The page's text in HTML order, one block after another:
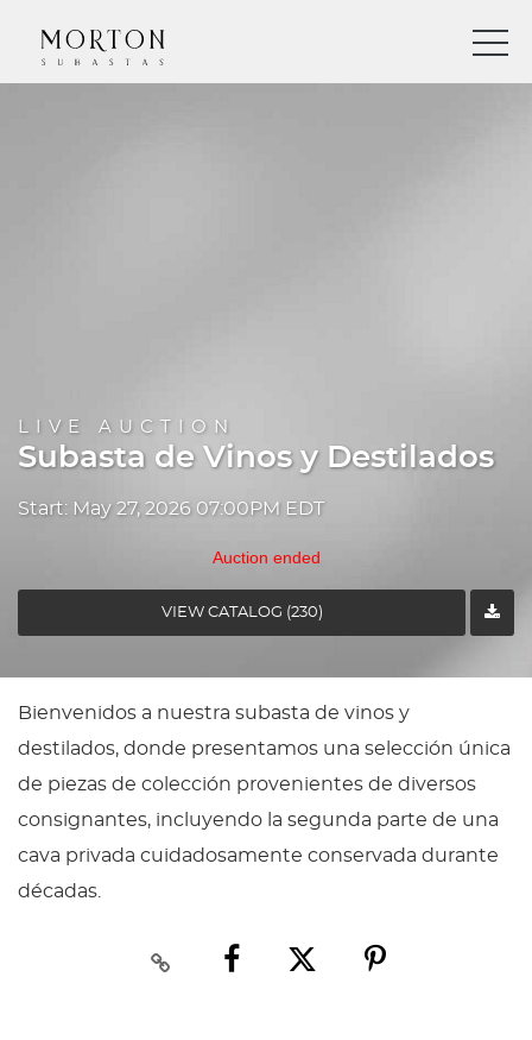
LIVE AUCTION
Subasta de Vinos y Destilados
Start: May 27, 2026 07:00PM EDT
Auction ended
VIEW CATALOG (230)
Bienvenidos a nuestra subasta de vinos y
destilados, donde presentamos una selección única
de piezas de colección provenientes de diversos
consignantes, incluyendo la segunda parte de una
cava privada cuidadosamente conservada durante
décadas.